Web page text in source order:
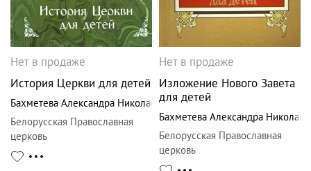
Нет в продаже
История Церкви для детей
Бахметева Александра Николаевна
Белорусская Православная
церковь
Нет в продаже
Изложение Нового Завета
для детей
Бахметева Александра
Белорусская Православная
церковь